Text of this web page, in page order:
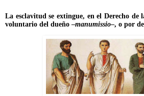
La esclavitud se extingue, en el Derecho
voluntario del dueño –manumissio–, o por